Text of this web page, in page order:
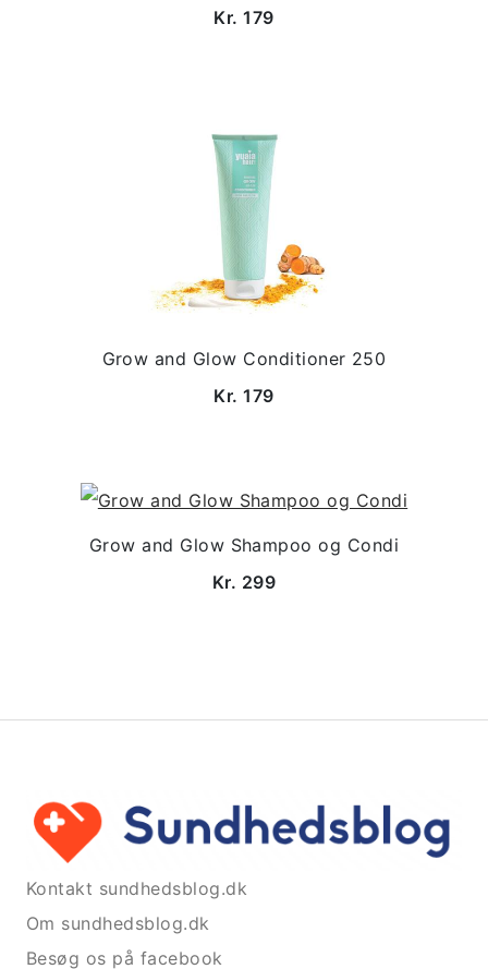
Kr. 179
Grow and Glow Conditioner 250
Kr. 179
Grow and Glow Shampoo og Condi
Kr. 299
Kontakt sundhedsblog.dk
Om sundhedsblog.dk
Besøg os på facebook